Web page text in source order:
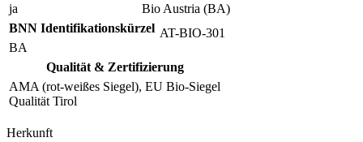
ja
Bio Austria (BA)
BNN Identifikationskürzel
BA
AT-BIO-301
Qualität & Zertifizierung
AMA (rot-weißes Siegel), EU Bio-Siegel
Qualität Tirol
Herkunft